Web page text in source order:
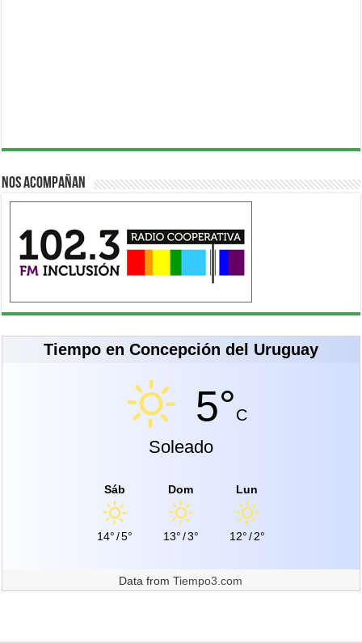
Nos acompañan
Tiempo en Concepción del Uruguay
5°C
Soleado
Sáb
14°/5°
Dom
13°/3°
Lun
12°/2°
Data fromTiempo3.com